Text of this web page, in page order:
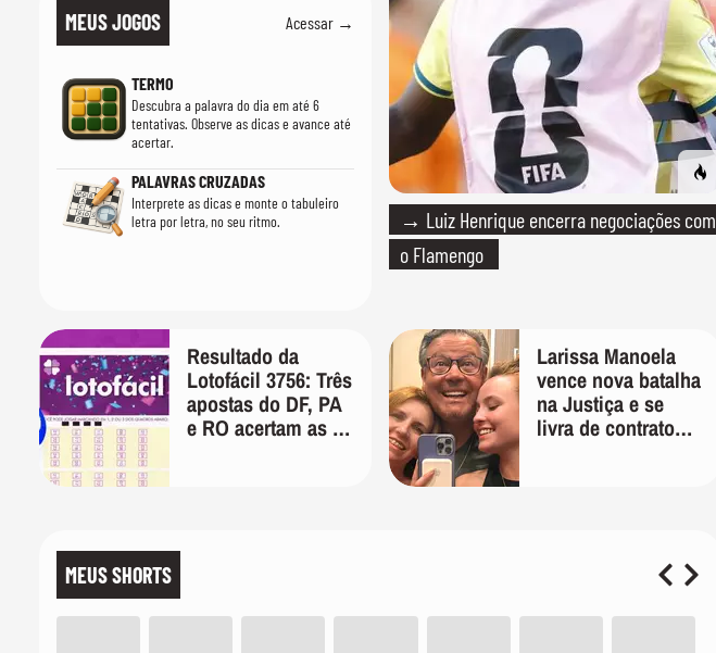
MEUS JOGOS Acessar →
TERMO
Descubra a palavra do dia em até 6
tentativas. Observe as dicas e avance até
acertar.
PALAVRAS CRUZADAS
Interprete as dicas e monte o tabuleiro
letra por letra, no seu ritmo.
→ Luiz Henrique encerra negociações com
o Flamengo
Resultado da
Lotofácil 3756: Três
apostas do DF, PA
e RO acertam as 15
Larissa Manoela
vence nova batalha
na Justiça e se
livra de contrato
MEUS SHORTS